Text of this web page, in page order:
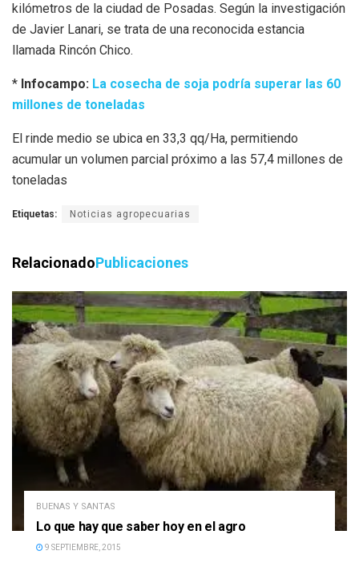
kilómetros de la ciudad de Posadas. Según la investigación
de Javier Lanari, se trata de una reconocida estancia
llamada Rincón Chico.
* Infocampo: La cosecha de soja podría superar las 60
millones de toneladas
El rinde medio se ubica en 33,3 qq/Ha, permitiendo
acumular un volumen parcial próximo a las 57,4 millones de
toneladas
Etiquetas: Noticias agropecuarias
RelacionadoPublicaciones
BUENAS Y SANTAS
Lo que hay que saber hoy en el agro
9 SEPTIEMBRE, 2015